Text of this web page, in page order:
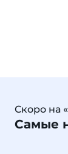
Скоро на
Самые